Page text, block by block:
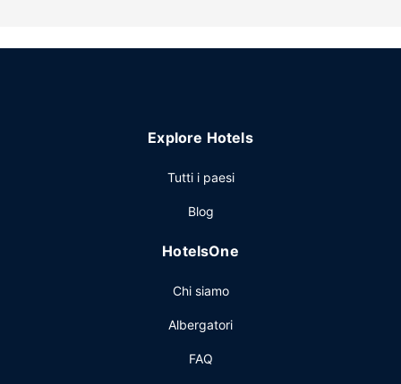
Explore Hotels
Tutti i paesi
Blog
HotelsOne
Chi siamo
Albergatori
FAQ